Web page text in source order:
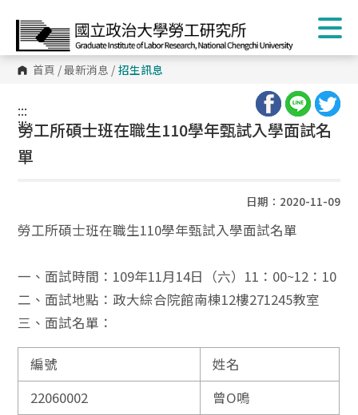
首頁 /最新消息 / 招生訊息
:::
:::
勞工所碩士班在職生110學年甄試入學面試名
單
日期：2020-11-09
勞工所碩士班在職生110學年甄試入學面試名單
一、面試時間：109年11月14日（六）11：00~12：10
二、面試地點：政大綜合院館南棟12樓271245教室
三、面試名單：
編號
姓名
22060002
曾O鳴